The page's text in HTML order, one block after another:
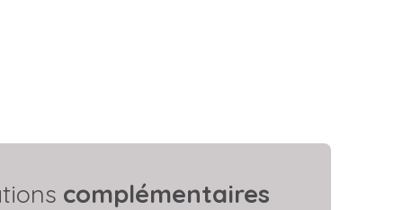
complémentaires